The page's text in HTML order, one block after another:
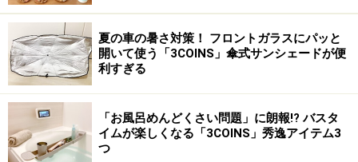
夏の車の暑さ対策！ フロントガラスにパッと
開いて使う「3COINS」傘式サンシェードが便
利すぎる
「お風呂めんどくさい問題」に朗報!? バスタ
イムが楽しくなる「3COINS」秀逸アイテム3
つ